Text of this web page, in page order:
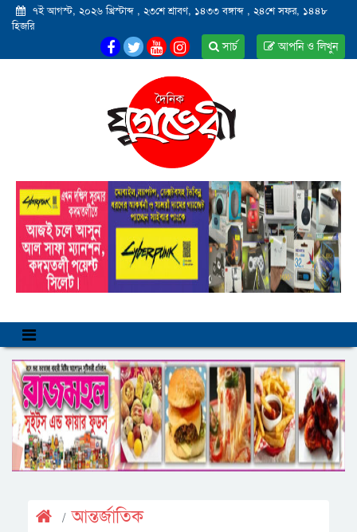
৭ই আগস্ট, ২০২৬ খ্রিস্টাব্দ , ২৩শে শ্রাবণ, ১৪৩৩ বঙ্গাব্দ , ২৪শে সফর, ১৪৪৮
হিজরি
আপনি ও লিখুন
সার্চ
আন্তর্জাতিক